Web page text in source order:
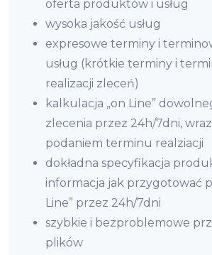
oferta produktów i usług
wysoka jakość usług
expresowe terminy i
usług (krótkie terminy i
realizacji zleceń)
kalkulacja „on Line”
zlecenia przez 24h/7dni,
podaniem terminu realziacji
dokładna specyfikacja
informacja jak przygotować
Line” przez 24h/7dni
szybkie i bezproblemowe
plików